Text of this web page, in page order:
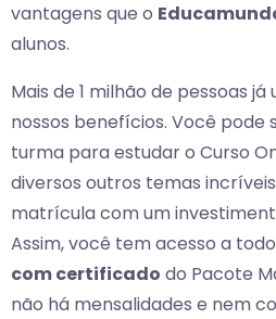
vantagens que o
alunos.
Mais de 1 milhão de pessoas
nossos benefícios. Você pode
turma para estudar o Curso
diversos outros temas
matrícula com um
Assim, você tem acesso a
com certificado do Pacote
não há mensalidades e nem